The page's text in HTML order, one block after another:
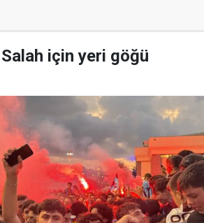
için yeri göğü